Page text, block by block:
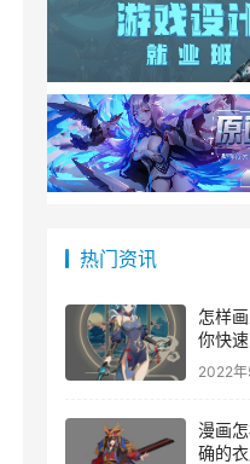
热门资讯
怎样
你快速
2022年
漫画
确的